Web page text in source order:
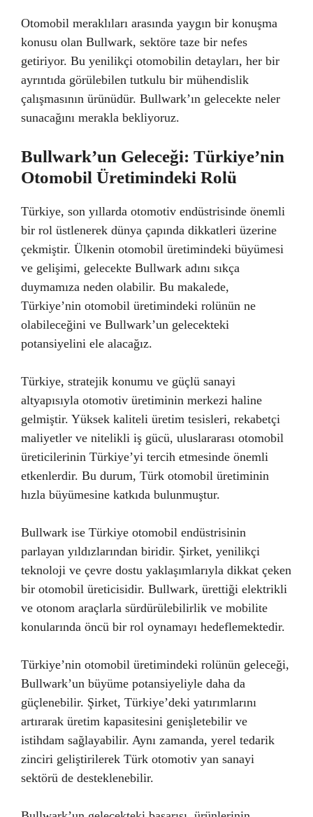
Otomobil meraklıları arasında yaygın bir konuşma
konusu olan Bullwark, sektöre taze bir nefes
getiriyor. Bu yenilikçi otomobilin detayları, her bir
ayrıntıda görülebilen tutkulu bir mühendislik
çalışmasının ürünüdür. Bullwark’ın gelecekte neler
sunacağını merakla bekliyoruz.
Bullwark’un Geleceği: Türkiye’nin
Otomobil Üretimindeki Rolü
Türkiye, son yıllarda otomotiv endüstrisinde önemli
bir rol üstlenerek dünya çapında dikkatleri üzerine
çekmiştir. Ülkenin otomobil üretimindeki büyümesi
ve gelişimi, gelecekte Bullwark adını sıkça
duymamıza neden olabilir. Bu makalede,
Türkiye’nin otomobil üretimindeki rolünün ne
olabileceğini ve Bullwark’un gelecekteki
potansiyelini ele alacağız.
Türkiye, stratejik konumu ve güçlü sanayi
altyapısıyla otomotiv üretiminin merkezi haline
gelmiştir. Yüksek kaliteli üretim tesisleri, rekabetçi
maliyetler ve nitelikli iş gücü, uluslararası otomobil
üreticilerinin Türkiye’yi tercih etmesinde önemli
etkenlerdir. Bu durum, Türk otomobil üretiminin
hızla büyümesine katkıda bulunmuştur.
Bullwark ise Türkiye otomobil endüstrisinin
parlayan yıldızlarından biridir. Şirket, yenilikçi
teknoloji ve çevre dostu yaklaşımlarıyla dikkat çeken
bir otomobil üreticisidir. Bullwark, ürettiği elektrikli
ve otonom araçlarla sürdürülebilirlik ve mobilite
konularında öncü bir rol oynamayı hedeflemektedir.
Türkiye’nin otomobil üretimindeki rolünün geleceği,
Bullwark’un büyüme potansiyeliyle daha da
güçlenebilir. Şirket, Türkiye’deki yatırımlarını
artırarak üretim kapasitesini genişletebilir ve
istihdam sağlayabilir. Aynı zamanda, yerel tedarik
zinciri geliştirilerek Türk otomotiv yan sanayi
sektörü de desteklenebilir.